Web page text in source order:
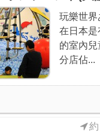
玩樂世界
在日本是
的室內兒
分店佔...